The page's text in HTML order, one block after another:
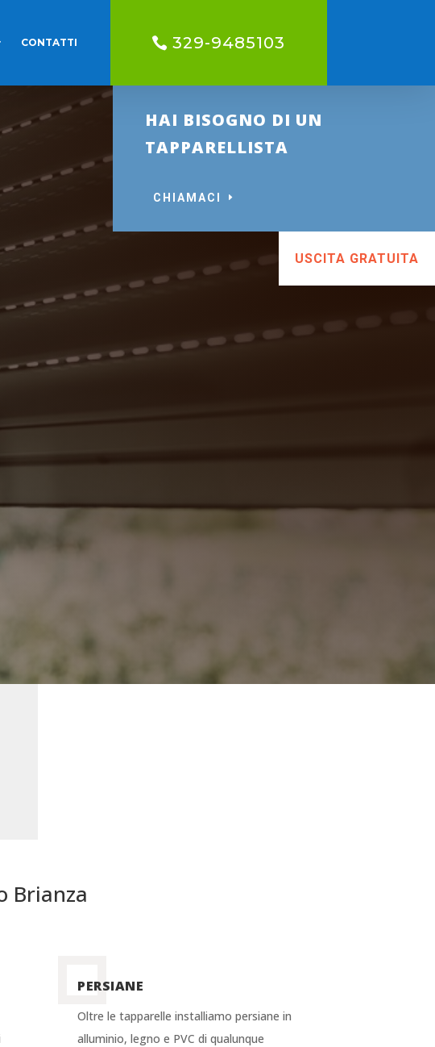
CONTATTI 329-9485103
HAI BISOGNO DI UN
TAPPARELLISTA
CHIAMACI
USCITA GRATUITA
Brianza
PERSIANE
Oltre le tapparelle installiamo persiane in
alluminio, legno e PVC di qualunque